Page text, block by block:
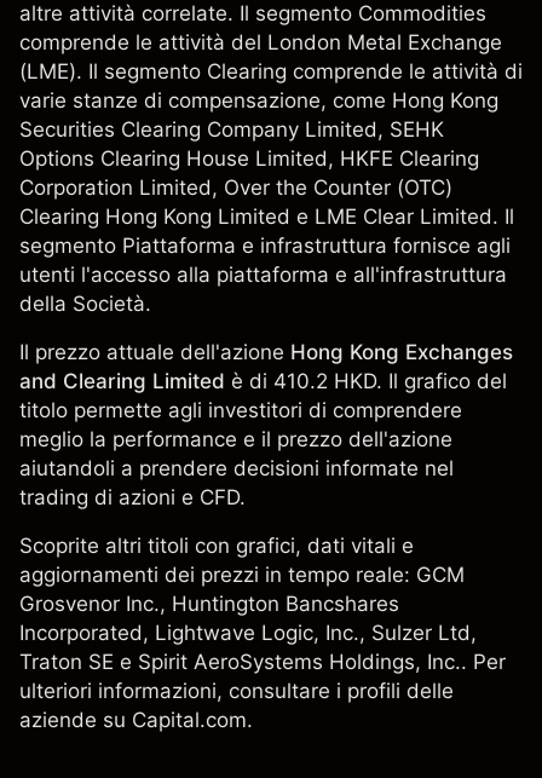
altre attività correlate. Il segmento Commodities
comprende le attività del London Metal Exchange
(LME). Il segmento Clearing comprende le attività di
varie stanze di compensazione, come Hong Kong
Securities Clearing Company Limited, SEHK
Options Clearing House Limited, HKFE Clearing
Corporation Limited, Over the Counter (OTC)
Clearing Hong Kong Limited e LME Clear Limited. Il
segmento Piattaforma e infrastruttura fornisce agli
utenti l'accesso alla piattaforma e all'infrastruttura
della Società.
Il prezzo attuale dell'azione Hong Kong Exchanges
and Clearing Limited è di 410.2 HKD. Il grafico del
titolo permette agli investitori di comprendere
meglio la performance e il prezzo dell'azione
aiutandoli a prendere decisioni informate nel
trading di azioni e CFD.
Scoprite altri titoli con grafici, dati vitali e
aggiornamenti dei prezzi in tempo reale: GCM
Grosvenor Inc., Huntington Bancshares
Incorporated, Lightwave Logic, Inc., Sulzer Ltd,
Traton SE e Spirit AeroSystems Holdings, Inc.. Per
ulteriori informazioni, consultare i profili delle
aziende su Capital.com.